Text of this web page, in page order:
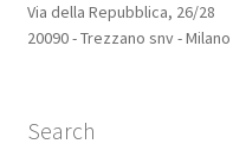
Via della Repubblica, 26/28
20090 - Trezzano snv - Milano
Search